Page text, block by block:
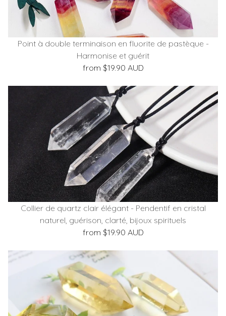
Point à double terminaison en fluorite de pastèque -
Harmonise et guérit
from $19.90 AUD
Collier de quartz clair élégant - Pendentif en cristal
naturel, guérison, clarté, bijoux spirituels
from $19.90 AUD